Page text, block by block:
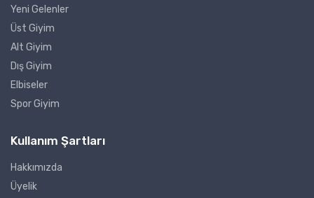
Yeni Gelenler
Üst Giyim
Alt Giyim
Dış Giyim
Elbiseler
Spor Giyim
Kullanım Şartları
Hakkımızda
Üyelik